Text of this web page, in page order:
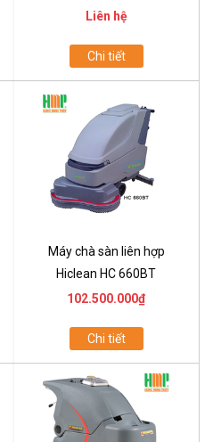
Liên hệ
Chi tiết
Máy chà sàn liên hợp
Hiclean HC 660BT
102.500.000₫
Chi tiết